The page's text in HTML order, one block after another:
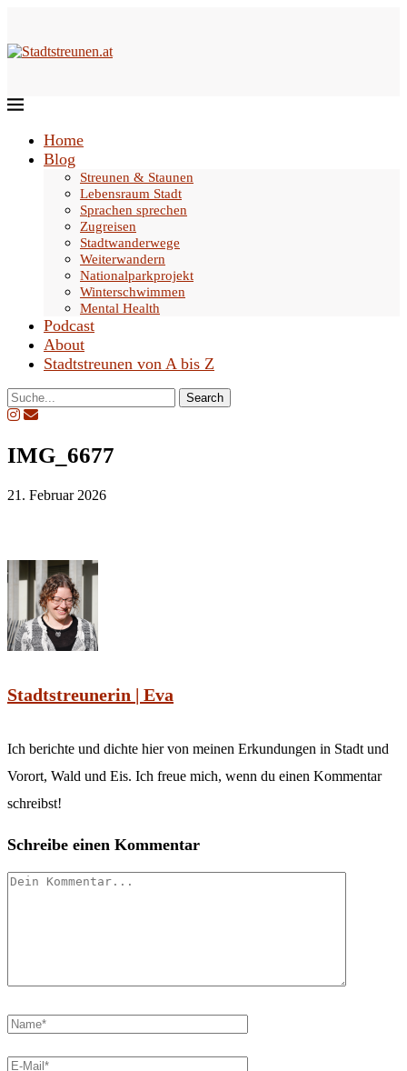
Home
Blog
Streunen & Staunen
Lebensraum Stadt
Sprachen sprechen
Zugreisen
Stadtwanderwege
Weiterwandern
Nationalparkprojekt
Winterschwimmen
Mental Health
Podcast
About
Stadtstreunen von A bis Z
Search
IMG_6677
21. Februar 2026
Stadtstreunerin | Eva
Ich berichte und dichte hier von meinen Erkundungen in Stadt und
Vorort, Wald und Eis. Ich freue mich, wenn du einen Kommentar
schreibst!
Schreibe einen Kommentar